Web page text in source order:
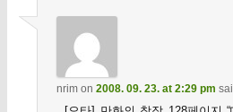
nrimon 2008. 09. 23. at 2:29 pm